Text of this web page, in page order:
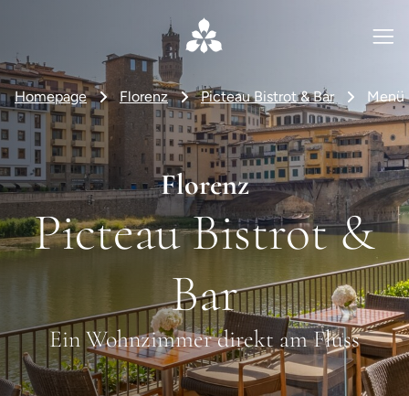
Homepage Florenz Picteau Bistrot & Bar Menü
Florenz
Picteau Bistrot &
Bar
Ein Wohnzimmer direkt am Fluss